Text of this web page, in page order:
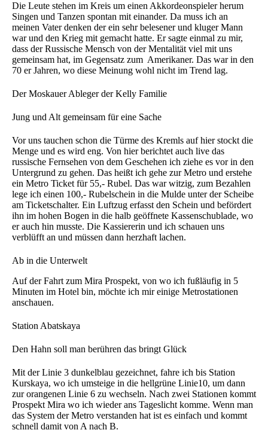
Die Leute stehen im Kreis um einen Akkordeonspieler herum
Singen und Tanzen spontan mit einander. Da muss ich an
meinen Vater denken der ein sehr belesener und kluger Mann
war und den Krieg mit gemacht hatte. Er sagte einmal zu mir,
dass der Russische Mensch von der Mentalität viel mit uns
gemeinsam hat, im Gegensatz zum Amerikaner. Das war in den
70 er Jahren, wo diese Meinung wohl nicht im Trend lag.
Der Moskauer Ableger der Kelly Familie
Jung und Alt gemeinsam für eine Sache
Vor uns tauchen schon die Türme des Kremls auf hier stockt die
Menge und es wird eng. Von hier berichtet auch live das
russische Fernsehen von dem Geschehen ich ziehe es vor in den
Untergrund zu gehen. Das heißt ich gehe zur Metro und erstehe
ein Metro Ticket für 55,- Rubel. Das war witzig, zum Bezahlen
lege ich einen 100,- Rubelschein in die Mulde unter der Scheibe
am Ticketschalter. Ein Luftzug erfasst den Schein und befördert
ihn im hohen Bogen in die halb geöffnete Kassenschublade, wo
er auch hin musste. Die Kassiererin und ich schauen uns
verblüfft an und müssen dann herzhaft lachen.
Ab in die Unterwelt
Auf der Fahrt zum Mira Prospekt, von wo ich fußläufig in 5
Minuten im Hotel bin, möchte ich mir einige Metrostationen
anschauen.
Station Abatskaya
Den Hahn soll man berühren das bringt Glück
Mit der Linie 3 dunkelblau gezeichnet, fahre ich bis Station
Kurskaya, wo ich umsteige in die hellgrüne Linie10, um dann
zur orangenen Linie 6 zu wechseln. Nach zwei Stationen kommt
Prospekt Mira wo ich wieder ans Tageslicht komme. Wenn man
das System der Metro verstanden hat ist es einfach und kommt
schnell damit von A nach B.